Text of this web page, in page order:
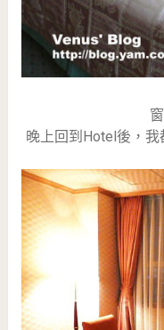
晚上回到Hotel後，